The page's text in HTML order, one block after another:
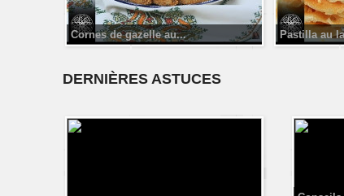
Cornes de gazelle au... Pastilla au
DERNIÈRES ASTUCES